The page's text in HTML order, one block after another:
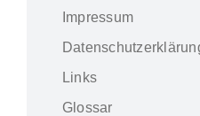
Impressum
Links
Glossar